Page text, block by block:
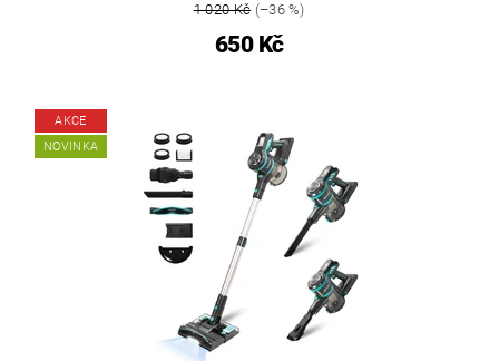
1 020 Kč(–36 %)
650 Kč
AKCE
NOVINKA